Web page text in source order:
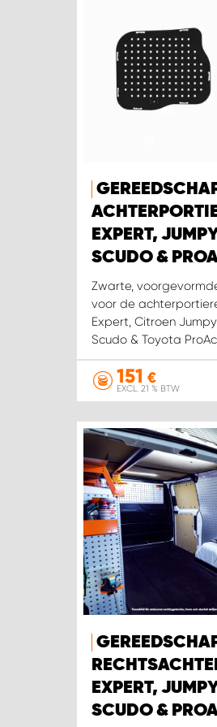
EXPERT,
SCUDO &
Zwarte,
voor de
Expert, Citroen
Scudo & Toyota
151 €
EXCL. 21 % BTW
EXPERT,
SCUDO &